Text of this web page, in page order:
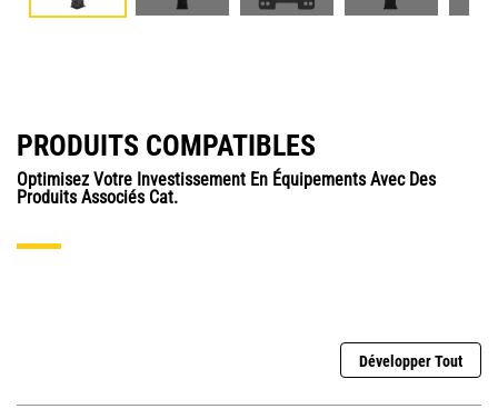
PRODUITS COMPATIBLES
Optimisez Votre Investissement En Équipements Avec Des
Produits Associés Cat.
Développer Tout